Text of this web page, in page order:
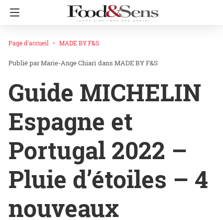
Page d'accueil MADE BY F&S
Marie-Ange Chiari dans MADE BY F&S
Guide MICHELIN
Espagne et
Portugal 2022 –
Pluie d’étoiles – 4
nouveaux